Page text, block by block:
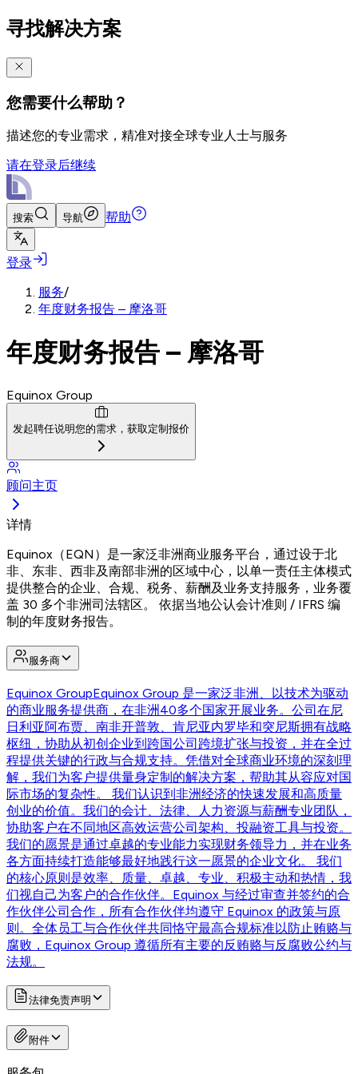
寻找解决方案
您需要什么帮助？
描述您的专业需求，精准对接全球专业人士与服务
请在登录后继续
搜索 导航 帮助
登录
服务/
年度财务报告 – 摩洛哥
年度财务报告 – 摩洛哥
Equinox Group
发起聘任说明您的需求，获取定制报价
顾问主页
详情
Equinox（EQN）是一家泛非洲商业服务平台，通过设于北
非、东非、西非及南部非洲的区域中心，以单一责任主体模式
提供整合的企业、合规、税务、薪酬及业务支持服务，业务覆
盖 30 多个非洲司法辖区。 依据当地公认会计准则 / IFRS 编
制的年度财务报告。
服务商
Equinox GroupEquinox Group 是一家泛非洲、以技术为驱动
的商业服务提供商，在非洲40多个国家开展业务。公司在尼
日利亚阿布贾、南非开普敦、肯尼亚内罗毕和突尼斯拥有战略
枢纽，协助从初创企业到跨国公司跨境扩张与投资，并在全过
程提供关键的行政与合规支持。凭借对全球商业环境的深刻理
解，我们为客户提供量身定制的解决方案，帮助其从容应对国
际市场的复杂性。 我们认识到非洲经济的快速发展和高质量
创业的价值。我们的会计、法律、人力资源与薪酬专业团队，
协助客户在不同地区高效运营公司架构、投融资工具与投资。
我们的愿景是通过卓越的专业能力实现财务领导力，并在业务
各方面持续打造能够最好地践行这一愿景的企业文化。 我们
的核心原则是效率、质量、卓越、专业、积极主动和热情，我
们视自己为客户的合作伙伴。Equinox 与经过审查并签约的合
作伙伴公司合作，所有合作伙伴均遵守 Equinox 的政策与原
则。全体员工与合作伙伴共同恪守最高合规标准以防止贿赂与
腐败，Equinox Group 遵循所有主要的反贿赂与反腐败公约与
法规。
法律免责声明
附件